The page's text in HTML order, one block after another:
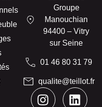
Groupe
Manouchian
94400 – Vitry
sur Seine
01 46 80 31 79
qualite@teillot.fr